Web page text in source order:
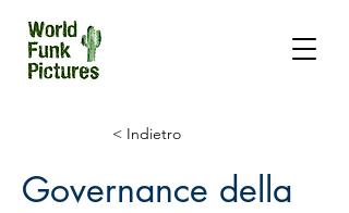
< Indietro
Governance della